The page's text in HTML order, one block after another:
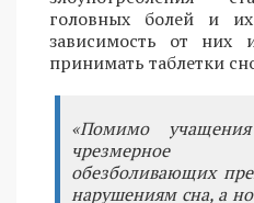
головных болей и
зависимость от них
принимать таблетки
«Помимо
чрезмерное
обезболивающих
нарушениям сна, а